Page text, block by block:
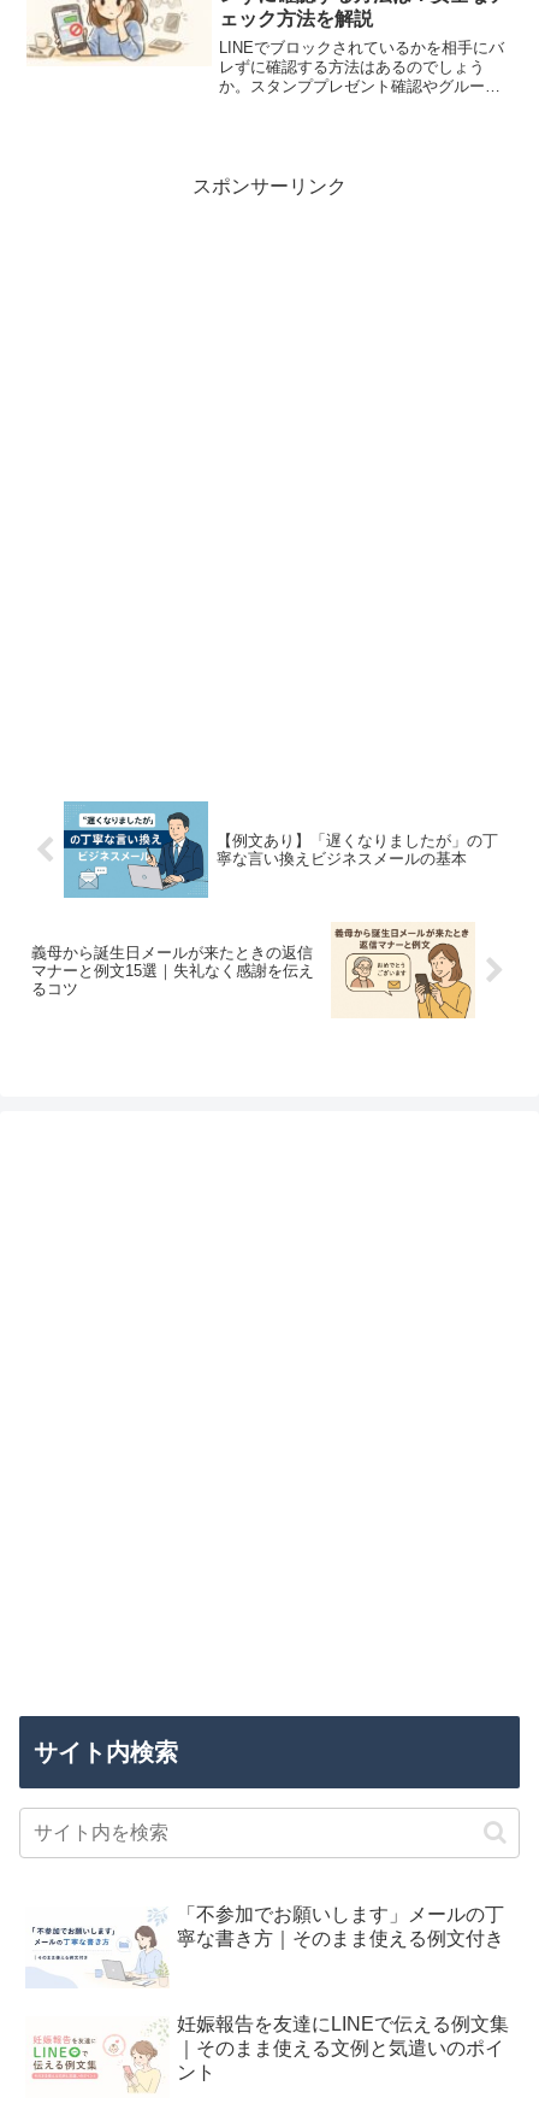
ェック方法を解説
LINEでブロックされているかを相手にバ
レずに確認する方法はあるのでしょう
か。スタンププレゼント確認やグループ
スポンサーリンク
【例文あり】「遅くなりましたが」の丁
寧な言い換えビジネスメールの基本
義母から誕生日メールが来たときの返信
マナーと例文15選｜失礼なく感謝を伝え
るコツ
サイト内検索
「不参加でお願いします」メールの丁
寧な書き方｜そのまま使える例文付き
妊娠報告を友達にLINEで伝える例文集
｜そのまま使える文例と気遣いのポイ
ント